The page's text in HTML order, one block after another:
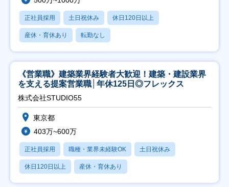
正社員採用 土日祝休み 休日120日以上
産休・育休あり 転勤なし
《営業職》建築業界経験者大歓迎！建築・建設業界
を支える提案営業職│年休125日◎フレックス
株式会社STUDIO55
東京都
403万~600万
正社員採用 職種・業界未経験OK 土日祝休み
休日120日以上 産休・育休あり